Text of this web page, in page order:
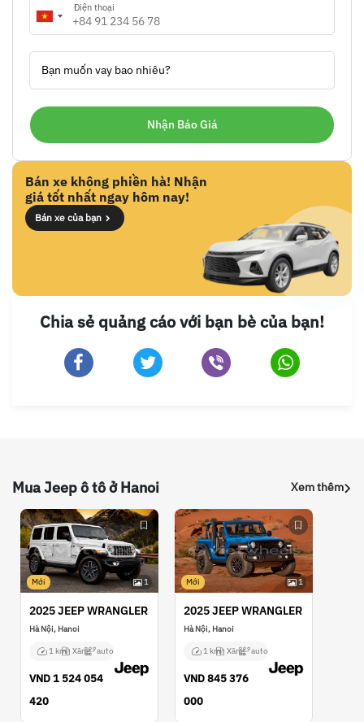
Điện thoại
Bạn muốn vay bao nhiêu?
Bán xe không phiền hà! Nhận
giá tốt nhất ngay hôm nay!
Bán xe của bạn
Chia sẻ quảng cáo với bạn bè của bạn!
Mua Jeep ô tô ở Hanoi Xem thêm
Mới 1
2025 JEEP WRANGLER
Hà Nội, Hanoi
1 km Xăng auto
VND1 524 054
420
Mới 1
2025 JEEP WRANGLER
Hà Nội, Hanoi
1 km Xăng auto
VND845 376
000